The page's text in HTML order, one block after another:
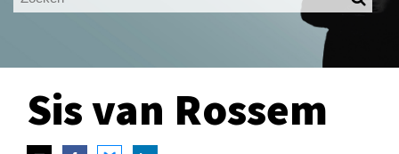
LOGIN
Sis van Rossem